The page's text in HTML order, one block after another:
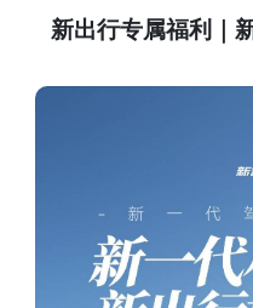
新出行专属福利｜